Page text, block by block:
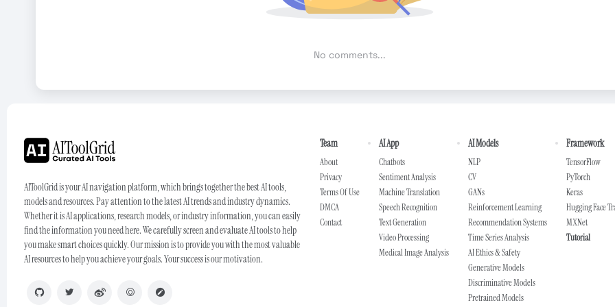
No comments...
AIToolGrid is your AI navigation platform, which brings together the best AI tools,
models and resources. Pay attention to the latest AI trends and industry dynamics.
Whether it is AI applications, research models, or industry information, you can easily
find the information you need here. We carefully screen and evaluate AI tools to help
you make smart choices quickly. Our mission is to provide you with the most valuable
AI resources to help you achieve your goals. Your success is our motivation.
Team
About
Privacy
Terms Of Use
DMCA
Contact
AI App
Chatbots
Sentiment Analysis
Machine Translation
Speech Recognition
Text Generation
Video Processing
Medical Image Analysis
AI Models
NLP
CV
GANs
Reinforcement Learning
Recommendation Systems
Time Series Analysis
AI Ethics & Safety
Generative Models
Discriminative Models
Pretrained Models
Framework
TensorFlow
PyTorch
Keras
Hugging Face
MXNet
Tutorial